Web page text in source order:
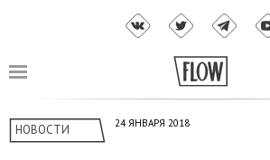
НОВОСТИ 24 ЯНВАРЯ 2018